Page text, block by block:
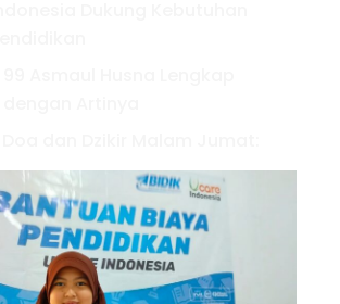
Arab, Latin, dan Artinya
5 Contoh Infak dalam
Kehidupan Sehari-hari, Yuk
Amalkan!